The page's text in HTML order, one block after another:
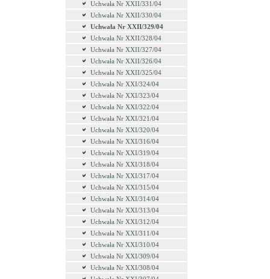
Uchwała Nr XXII/331/04
Uchwała Nr XXII/330/04
Uchwała Nr XXII/329/04
Uchwała Nr XXII/328/04
Uchwała Nr XXII/327/04
Uchwała Nr XXII/326/04
Uchwała Nr XXII/325/04
Uchwała Nr XXI/324/04
Uchwała Nr XXI/323/04
Uchwała Nr XXI/322/04
Uchwała Nr XXI/321/04
Uchwała Nr XXI/320/04
Uchwała Nr XXI/316/04
Uchwała Nr XXI/319/04
Uchwała Nr XXI/318/04
Uchwała Nr XXI/317/04
Uchwała Nr XXI/315/04
Uchwała Nr XXI/314/04
Uchwała Nr XXI/313/04
Uchwała Nr XXI/312/04
Uchwała Nr XXI/311/04
Uchwała Nr XXI/310/04
Uchwała Nr XXI/309/04
Uchwała Nr XXI/308/04